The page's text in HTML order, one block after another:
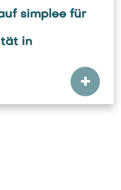
simplee für